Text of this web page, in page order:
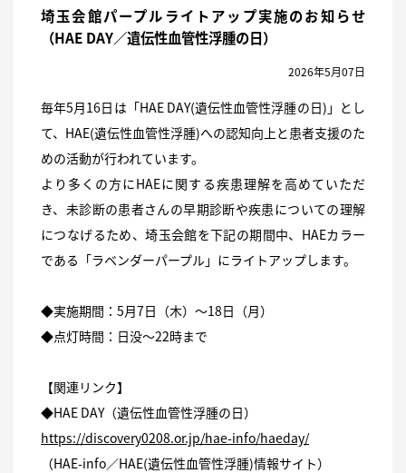
埼玉会館パープルライトアップ実施のお知らせ
（HAE DAY／遺伝性血管性浮腫の日）
2026年5月07日
毎年5月16日は「HAE DAY(遺伝性血管性浮腫の日)」とし
て、HAE(遺伝性血管性浮腫)への認知向上と患者支援のた
めの活動が行われています。
より多くの方にHAEに関する疾患理解を高めていただ
き、未診断の患者さんの早期診断や疾患についての理解
につなげるため、埼玉会館を下記の期間中、HAEカラー
である「ラベンダーパープル」にライトアップします。
◆実施期間：5月7日（木）～18日（月）
◆点灯時間：日没～22時まで
【関連リンク】
◆HAE DAY（遺伝性血管性浮腫の日）
https://discovery0208.or.jp/hae-info/haeday/
（HAE-info／HAE(遺伝性血管性浮腫)情報サイト）